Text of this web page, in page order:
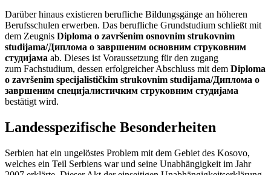
Darüber hinaus existieren berufliche Bildungsgänge an höheren
Berufsschulen erwerben. Das berufliche Grundstudium schließt mit
dem Zeugnis Diploma o završenim osnovnim strukovnim
studijama/Диплома о завршеним основним струковним
студијама ab. Dieses ist Voraussetzung für den zugang
zum Fachstudium, dessen erfolgreicher Abschluss mit dem Diploma
o završenim specijalističkim strukovnim studijama/Диплома о
завршеним специјалистичким струковним студијама
bestätigt wird.
Landesspezifische Besonderheiten
Serbien hat ein ungelöstes Problem mit dem Gebiet des Kosovo,
welches ein Teil Serbiens war und seine Unabhängigkeit im Jahr